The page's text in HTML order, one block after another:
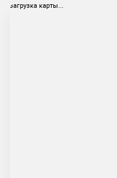
загрузка карты...